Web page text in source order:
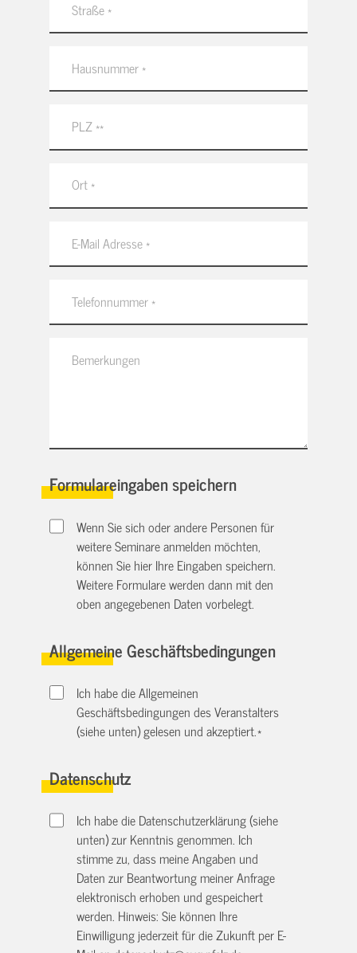
Formulareingaben speichern
Wenn Sie sich oder andere Personen für
weitere Seminare anmelden möchten,
können Sie hier Ihre Eingaben speichern.
Weitere Formulare werden dann mit den
oben angegebenen Daten vorbelegt.
Allgemeine Geschäftsbedingungen
Ich habe die Allgemeinen
Geschäftsbedingungen des Veranstalters
(siehe unten) gelesen und akzeptiert.*
Datenschutz
Ich habe die Datenschutzerklärung (siehe
unten) zur Kenntnis genommen. Ich
stimme zu, dass meine Angaben und
Daten zur Beantwortung meiner Anfrage
elektronisch erhoben und gespeichert
werden. Hinweis: Sie können Ihre
Einwilligung jederzeit für die Zukunft per E-